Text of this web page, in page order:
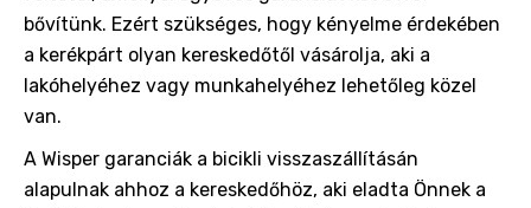
bővítünk. Ezért szükséges, hogy kényelme érdekében
a kerékpárt olyan kereskedőtől vásárolja, aki a
lakóhelyéhez vagy munkahelyéhez lehetőleg közel
van.
A Wisper garanciák a bicikli visszaszállításán
alapulnak ahhoz a kereskedőhöz, aki eladta Önnek a